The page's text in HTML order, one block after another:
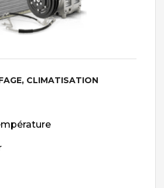
CLIMATISATION